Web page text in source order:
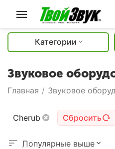
Категории
Звуковое
Главная / Звуковое
Cherub Сбросить
Популярные выше